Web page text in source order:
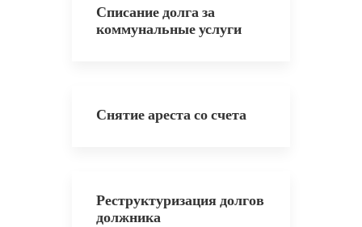
Списание долга за
коммунальные услуги
Снятие ареста со счета
Реструктуризация долгов
должника